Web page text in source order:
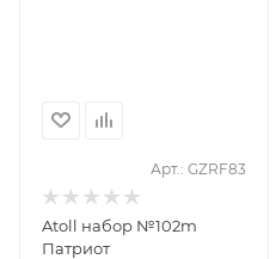
Арт.: GZRF83
Atoll набор №102m
Патриот